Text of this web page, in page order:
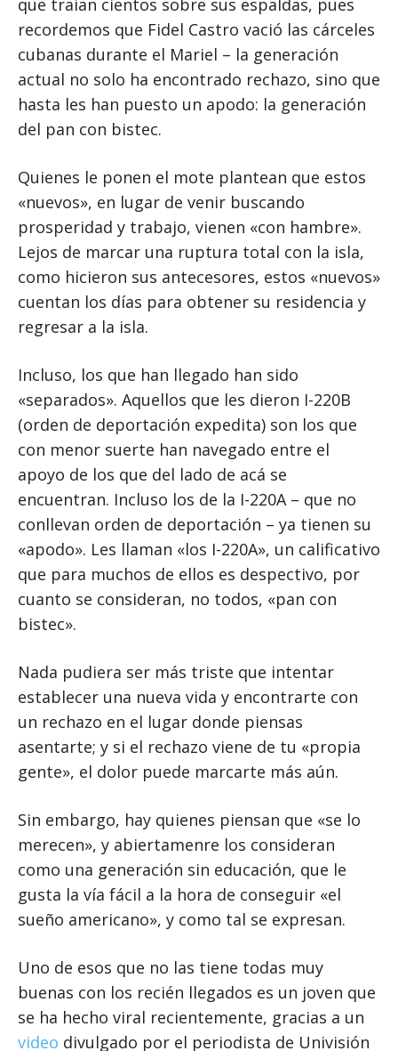
que traían cientos sobre sus espaldas, pues
recordemos que Fidel Castro vació las cárceles
cubanas durante el Mariel – la generación
actual no solo ha encontrado rechazo, sino que
hasta les han puesto un apodo: la generación
del pan con bistec.
Quienes le ponen el mote plantean que estos
«nuevos», en lugar de venir buscando
prosperidad y trabajo, vienen «con hambre».
Lejos de marcar una ruptura total con la isla,
como hicieron sus antecesores, estos «nuevos»
cuentan los días para obtener su residencia y
regresar a la isla.
Incluso, los que han llegado han sido
«separados». Aquellos que les dieron I-220B
(orden de deportación expedita) son los que
con menor suerte han navegado entre el
apoyo de los que del lado de acá se
encuentran. Incluso los de la I-220A – que no
conllevan orden de deportación – ya tienen su
«apodo». Les llaman «los I-220A», un calificativo
que para muchos de ellos es despectivo, por
cuanto se consideran, no todos, «pan con
bistec».
Nada pudiera ser más triste que intentar
establecer una nueva vida y encontrarte con
un rechazo en el lugar donde piensas
asentarte; y si el rechazo viene de tu «propia
gente», el dolor puede marcarte más aún.
Sin embargo, hay quienes piensan que «se lo
merecen», y abiertamenre los consideran
como una generación sin educación, que le
gusta la vía fácil a la hora de conseguir «el
sueño americano», y como tal se expresan.
Uno de esos que no las tiene todas muy
buenas con los recién llegados es un joven que
se ha hecho viral recientemente, gracias a un
video divulgado por el periodista de Univisión